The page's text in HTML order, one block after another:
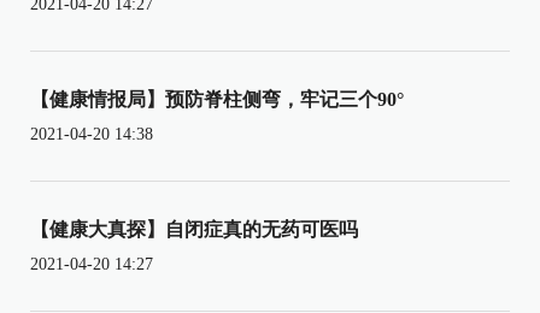
2021-04-20 14:27
【健康情报局】预防脊柱侧弯，牢记三个90°
2021-04-20 14:38
【健康大真探】自闭症真的无药可医吗
2021-04-20 14:27